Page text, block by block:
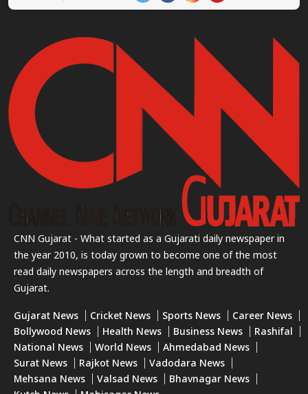
CNN Gujarat - What started as a Gujarati daily newspaper in
the year 2010, is today grown to become one of the most
read daily newspapers across the length and breadth of
Gujarat.
Gujarat News Cricket News Sports News
Career News
Bollywood News
Health News Business News
Rashifal
National News
World News
Ahmedabad News
Surat News
Rajkot News
Vadodara News
Mehsana News
Valsad News
Bhavnagar News